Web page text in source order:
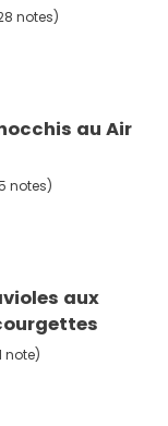
notes)
au Air
notes)
aux
note)